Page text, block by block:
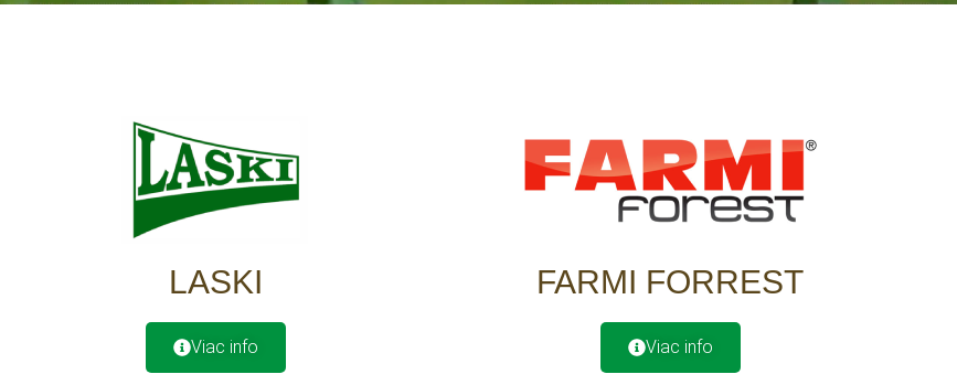
LASKI
Viac info
FARMI FORREST
Viac info